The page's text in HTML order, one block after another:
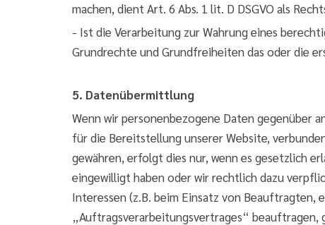
machen, dient Art. 6 Abs. 1 lit. D DSGVO als
- Ist die Verarbeitung zur Wahrung eines
Grundrechte und Grundfreiheiten das oder die
5. Datenübermittlung
Wenn wir personenbezogene Daten gegenüber
für die Bereitstellung unserer Website,
gewähren, erfolgt dies nur, wenn es gesetzlich
eingewilligt haben oder wir rechtlich dazu
Interessen (z.B. beim Einsatz von
„Auftragsverarbeitungsvertrages“ beauftragen,